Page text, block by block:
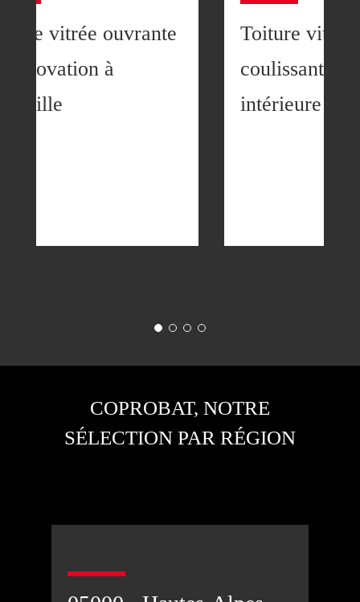
vitrée ouvrante
rénovation à
Toiture vitrée
coulissante
intérieure
COPROBAT, NOTRE
SÉLECTION PAR RÉGION